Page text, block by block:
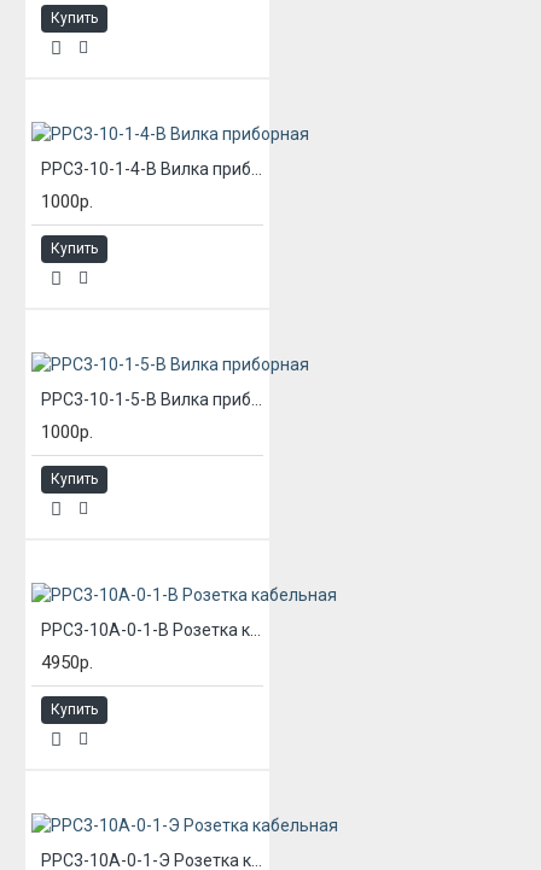
Купить
1000р.
Купить
1000р.
Купить
4950р.
Купить